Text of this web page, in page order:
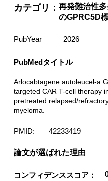
カテゴリ： 再発難治性
のGPRC5D
PubYear 2026
PubMedタイトル
Arlocabtagene autoleucel-a
targeted CAR T-cell therapy
pretreated relapsed/
myeloma.
PMID: 42233419
​論文が選ばれた理由
コンフィデンススコア：